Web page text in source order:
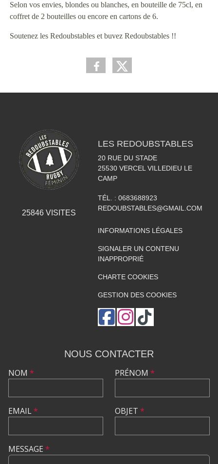
Selon vos envies, blondes ou blanches, en bouteille de 75cl, en
coffret de 2 bouteilles ou encore en cartons de 6.
Soutenez les Redoubstables et buvez Redoubstables !!
25846VISITES
LES REDOUBSTABLES
20 RUE DU STADE
25530 VERCEL VILLEDIEU LE
CAMP
TÉL. : 0683688923
REDOUBSTABLES@GMAIL.COM
INFORMATIONS LÉGALES
SIGNALER UN CONTENU
INAPPROPRIÉ
CHARTE COOKIES
GESTION DES COOKIES
NOUS CONTACTER
NOM *
EMAIL*
PRÉNOM *
OBJET *
MESSAGE *